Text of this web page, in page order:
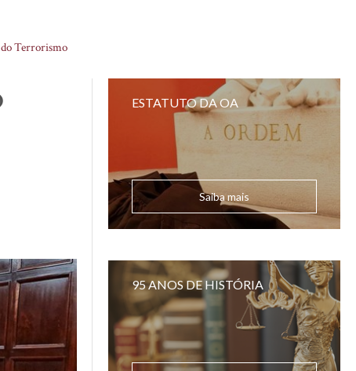
do Terrorismo
ESTATUTO DA OA
Saiba mais
95 ANOS DE HISTÓRIA